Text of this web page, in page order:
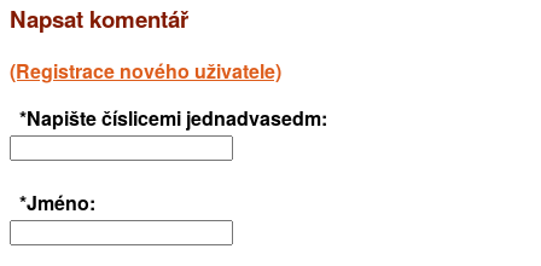
Napsat komentář
(Registrace nového uživatele)
*Napište číslicemi jednadvasedm:
*Jméno: